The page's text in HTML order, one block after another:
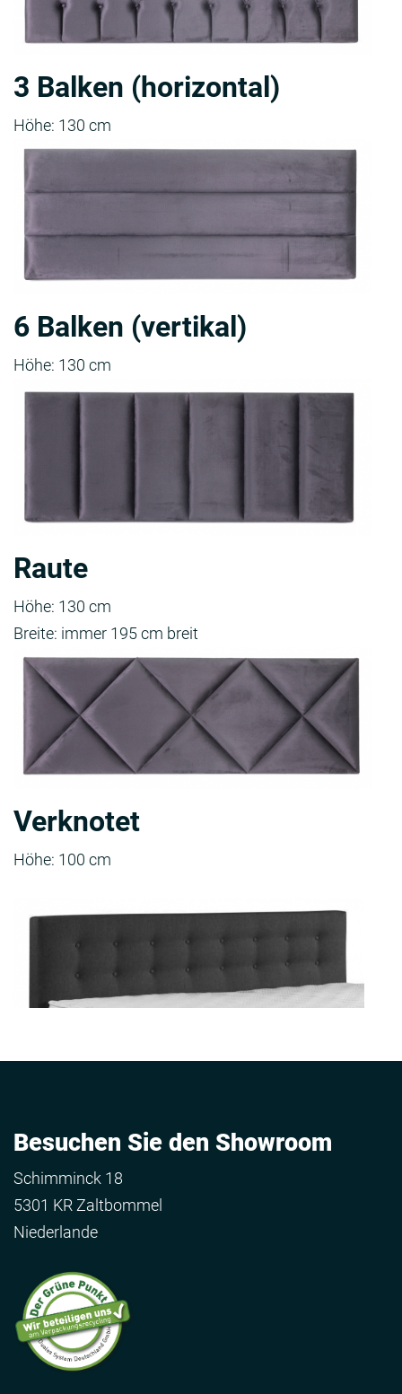
3 Balken (horizontal)
Höhe: 130 cm
6 Balken (vertikal)
Höhe: 130 cm
Raute
Höhe: 130 cm
Breite: immer 195 cm breit
Verknotet
Höhe: 100 cm
Besuchen Sie den Showroom
Schimminck 18
5301 KR Zaltbommel
Niederlande